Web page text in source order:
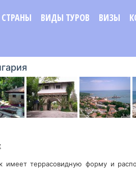
СТРАНЫ ВИДЫ ТУРОВ ВИЗЫ
имеет террасовидную форму и